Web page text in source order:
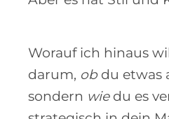
Worauf ich hinaus
darum, obdu etwas
sondern wiedu es